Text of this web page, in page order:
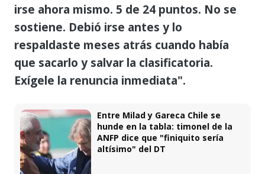
irse ahora mismo. 5 de 24 puntos. No se
sostiene. Debió irse antes y lo
respaldaste meses atrás cuando había
que sacarlo y salvar la clasificatoria.
Exígele la renuncia inmediata".
Entre Milad y Gareca Chile se
hunde en la tabla: timonel de la
ANFP dice que "finiquito sería
altísimo" del DT